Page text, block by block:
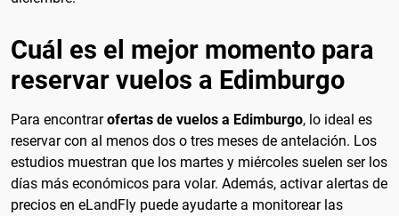
Cuál es el mejor momento para
reservar vuelos a Edimburgo
Para encontrarofertas de vuelos a Edimburgo, lo ideal es
reservar con al menos dos o tres meses de antelación. Los
estudios muestran que los martes y miércoles suelen ser los
días más económicos para volar. Además, activar alertas de
precios en eLandFly puede ayudarte a monitorear las